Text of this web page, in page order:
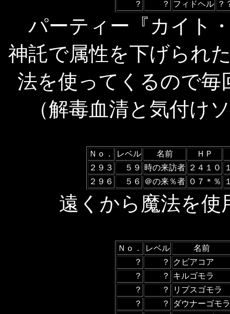
？
？ フィドヘル ？
パーティー『カイト
神託で属性を下げられ
法を使ってくるので
（解毒血清と気付け
Ｎｏ． レベル 名前
ＨＰ
２９３
５９ 時の来訪者 ２４１０
２９６
５６ ＠の来％者 ０７＊％
遠くから魔法を使
Ｎｏ． レベル
名前
？
？
クビアコア
？
？
キルゴモラ
？
？
リプスゴモラ
？
？
ダウナーゴモラ